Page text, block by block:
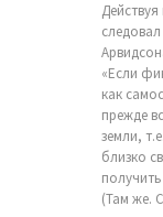
«Если
как
прежде
земли,
близко
(Там же.